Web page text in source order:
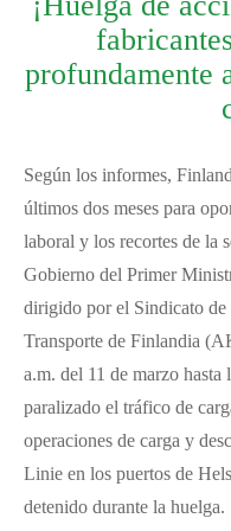
profundamente
Según los informes,
últimos dos meses para
laboral y los recortes de la
Gobierno del Primer
dirigido por el Sindicato
Transporte de Finlandia
a.m. del 11 de marzo hasta
paralizado el tráfico de
operaciones de carga y
Linie en los puertos de
detenido durante la huelga.